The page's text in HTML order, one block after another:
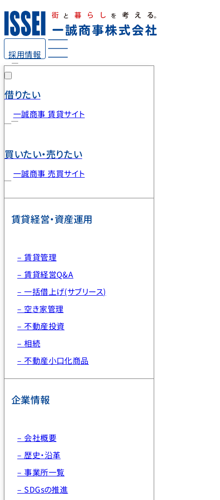
採用情報
借りたい
一誠商事 賃貸サイト
買いたい・売りたい
一誠商事 売買サイト
賃貸経営・資産運用
– 賃貸管理
– 賃貸経営Q&A
– 一括借上げ(サブリース)
– 空き家管理
– 不動産投資
– 相続
– 不動産小口化商品
企業情報
– 会社概要
– 歴史・沿革
– 事業所一覧
– SDGsの推進